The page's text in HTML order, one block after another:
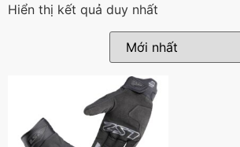
Hiển thị kết quả duy nhất